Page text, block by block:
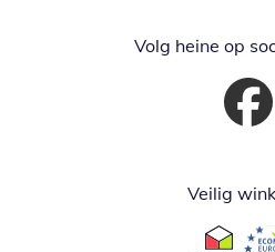
Volg heine op
Veilig